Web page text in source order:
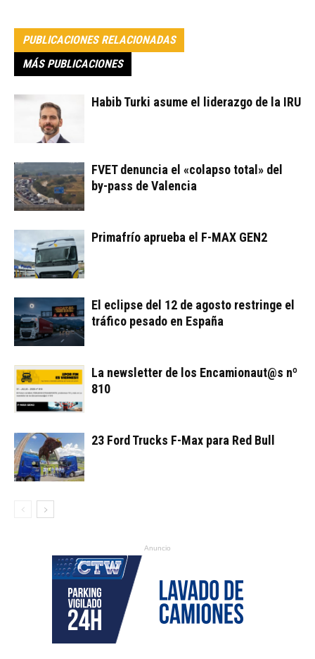
PUBLICACIONES RELACIONADAS
MÁS PUBLICACIONES
Habib Turki asume el liderazgo de la IRU
FVET denuncia el «colapso total» del
by-pass de Valencia
Primafrío aprueba el F-MAX GEN2
El eclipse del 12 de agosto restringe el
tráfico pesado en España
La newsletter de los Encamionaut@s nº
810
23 Ford Trucks F-Max para Red Bull
Anuncio